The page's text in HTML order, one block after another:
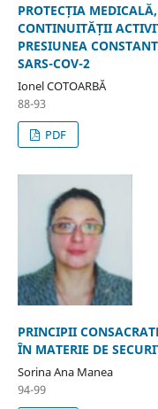
PROTECȚIA
CONTINUITĂȚII
PRESIUNEA
SARS-COV-2
Ionel COTOARBĂ
88-93
PDF
PRINCIPII
ÎN MATERIE DE
Sorina Ana Manea
94-99